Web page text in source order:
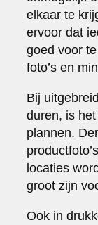
elkaar te
ervoor dat
goed voor
foto’s en
Bij
duren, is
plannen.
locaties
groot zijn
Ook in